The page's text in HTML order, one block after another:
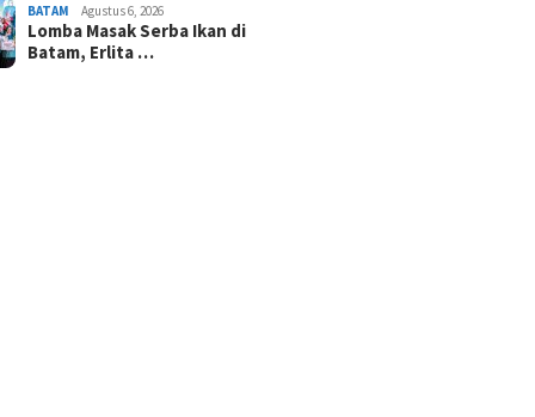
BATAM Agustus 6, 2026
Lomba Masak Serba Ikan di
Batam, Erlita …